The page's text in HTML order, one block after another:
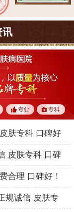
讯
肤专科 口碑好
皮肤专科 口碑
合理 口碑好！
规诚信 皮肤专